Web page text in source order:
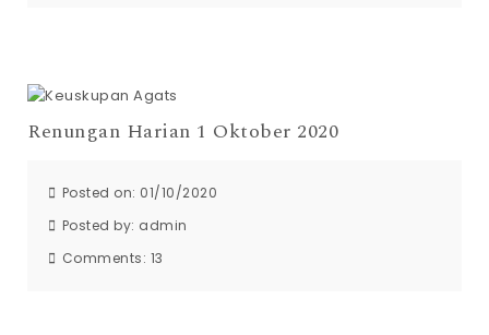
Renungan Harian 1 Oktober 2020
Posted on: 01/10/2020
Posted by: admin
Comments: 13